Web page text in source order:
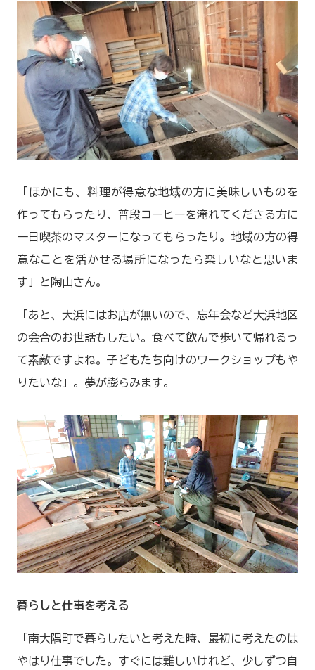
「ほかにも、料理が得意な地域の方に美味しいものを
作ってもらったり、普段コーヒーを淹れてくださる方に
一日喫茶のマスターになってもらったり。地域の方の得
意なことを活かせる場所になったら楽しいなと思いま
す」と陶山さん。
「あと、大浜にはお店が無いので、忘年会など大浜地区
の会合のお世話もしたい。食べて飲んで歩いて帰れるっ
て素敵ですよね。子どもたち向けのワークショップもや
りたいな」。夢が膨らみます。
暮らしと仕事を考える
「南大隅町で暮らしたいと考えた時、最初に考えたのは
やはり仕事でした。すぐには難しいけれど、少しずつ自